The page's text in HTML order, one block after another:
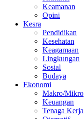
Keamanan
Opini
Kesra
Pendidikan
Kesehatan
Keagamaan
Lingkungan
Sosial
Budaya
Ekonomi
Makro/Mikro
Keuangan
Tenaga Kerja